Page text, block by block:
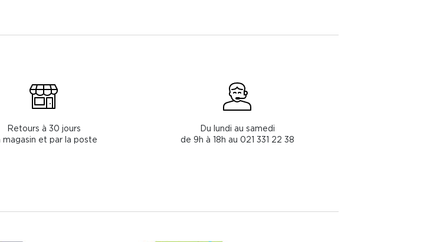
Retours à 30 jours
magasin et par la poste
Du lundi au samedi
de 9h à 18h au 021 331 22 38